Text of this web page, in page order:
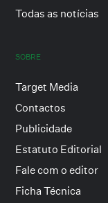
Todas as notícias
SOBRE
Target Media
Contactos
Publicidade
Estatuto Editorial
Fale com o editor
Ficha Técnica